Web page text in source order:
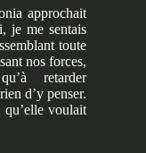
approchait
je me sentais
toute
nos forces,
retarder
d’y penser.
qu’elle voulait